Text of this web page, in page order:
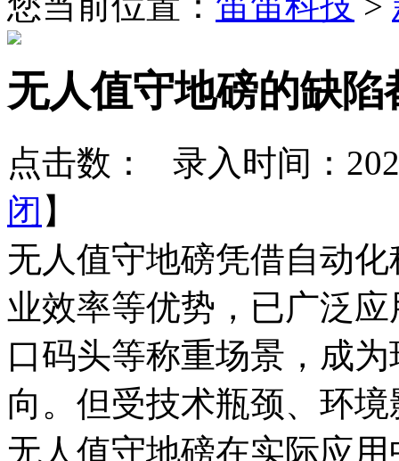
无人值守地磅的缺陷
点击数：
录入时间：
闭 】
无人值守地磅凭借自动
业效率等优势，已广泛
口码头等称重场景，成
向。但受技术瓶颈、环
无人值守地磅在实际应